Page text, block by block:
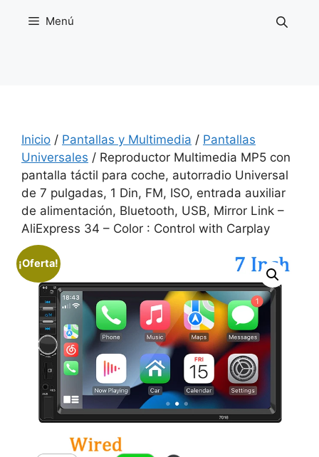
Menú
Inicio / Pantallas y Multimedia / Pantallas
Universales / Reproductor Multimedia MP5 con
pantalla táctil para coche, autorradio Universal
de 7 pulgadas, 1 Din, FM, ISO, entrada auxiliar
de alimentación, Bluetooth, USB, Mirror Link –
AliExpress 34 – Color : Control with Carplay
¡Oferta!